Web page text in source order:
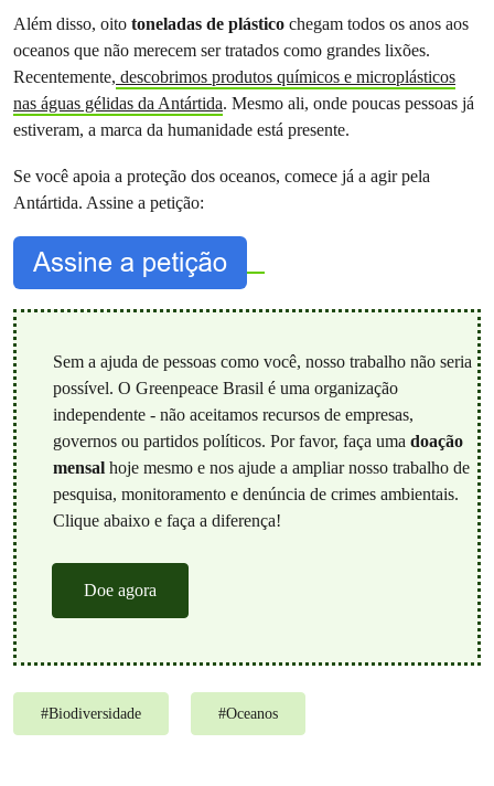
Além disso, oito toneladas de plástico chegam todos os anos aos
oceanos que não merecem ser tratados como grandes lixões.
Recentemente, descobrimos produtos químicos e microplásticos
nas águas gélidas da Antártida. Mesmo ali, onde poucas pessoas já
estiveram, a marca da humanidade está presente.
Se você apoia a proteção dos oceanos, comece já a agir pela
Antártida. Assine a petição:
Sem a ajuda de pessoas como você, nosso trabalho não seria
possível. O Greenpeace Brasil é uma organização
independente - não aceitamos recursos de empresas,
governos ou partidos políticos. Por favor, faça uma doação
mensalhoje mesmo e nos ajude a ampliar nosso trabalho de
pesquisa, monitoramento e denúncia de crimes ambientais.
Clique abaixo e faça a diferença!
Doe agora
#Biodiversidade #Oceanos